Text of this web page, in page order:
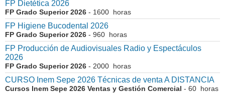
FP Dietética 2026
FP Grado Superior 2026 - 1600 horas
FP Higiene Bucodental 2026
FP Grado Superior 2026 - 960 horas
FP Producción de Audiovisuales Radio y Espectáculos
2026
FP Grado Superior 2026 - 2000 horas
CURSO Inem Sepe 2026 Técnicas de venta A DISTANCIA
Cursos Inem Sepe 2026 Ventas y Gestión Comercial - 60 horas